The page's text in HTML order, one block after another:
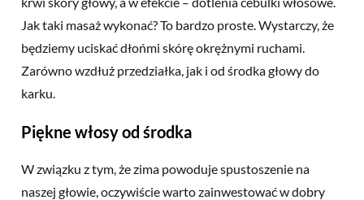
Jak taki masaż wykonać? To bardzo proste. Wystarczy, że
będziemy uciskać dłońmi skórę okrężnymi ruchami.
Zarówno wzdłuż przedziałka, jak i od środka głowy do
karku.
Piękne włosy od środka
W związku z tym, że zima powoduje spustoszenie na
naszej głowie, oczywiście warto zainwestować w dobry